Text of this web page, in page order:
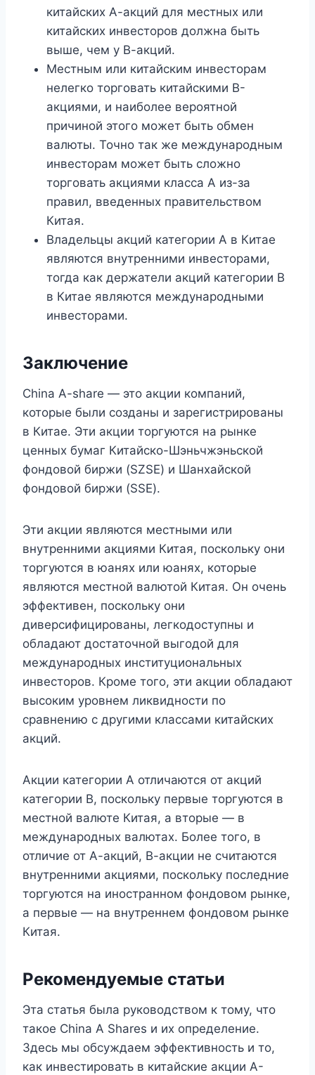
китайских А-акций для местных или
китайских инвесторов должна быть
выше, чем у В-акций.
Местным или китайским инвесторам
нелегко торговать китайскими B-
акциями, и наиболее вероятной
причиной этого может быть обмен
валюты. Точно так же международным
инвесторам может быть сложно
торговать акциями класса А из-за
правил, введенных правительством
Китая.
Владельцы акций категории А в Китае
являются внутренними инвесторами,
тогда как держатели акций категории В
в Китае являются международными
инвесторами.
Заключение
China A-share — это акции компаний,
которые были созданы и зарегистрированы
в Китае. Эти акции торгуются на рынке
ценных бумаг Китайско-Шэньчжэньской
фондовой биржи (SZSE) и Шанхайской
фондовой биржи (SSE).
Эти акции являются местными или
внутренними акциями Китая, поскольку они
торгуются в юанях или юанях, которые
являются местной валютой Китая. Он очень
эффективен, поскольку они
диверсифицированы, легкодоступны и
обладают достаточной выгодой для
международных институциональных
инвесторов. Кроме того, эти акции обладают
высоким уровнем ликвидности по
сравнению с другими классами китайских
акций.
Акции категории А отличаются от акций
категории В, поскольку первые торгуются в
местной валюте Китая, а вторые — в
международных валютах. Более того, в
отличие от А-акций, В-акции не считаются
внутренними акциями, поскольку последние
торгуются на иностранном фондовом рынке,
а первые — на внутреннем фондовом рынке
Китая.
Рекомендуемые статьи
Эта статья была руководством к тому, что
такое China A Shares и их определение.
Здесь мы обсуждаем эффективность и то,
как инвестировать в китайские акции A-